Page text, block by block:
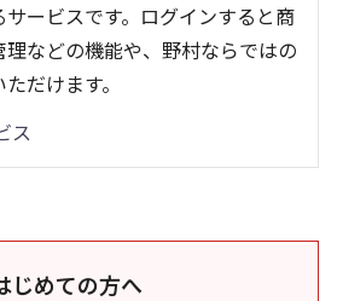
ービスです。ログインすると商
などの機能や、野村ならではの
だけます。
ス
じめての方へ